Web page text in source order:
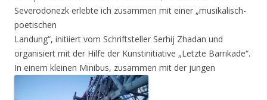
Severodonezk erlebte ich zusammen mit einer „musikalisch-
poetischen
Landung“, initiiert vom Schriftsteller Serhij Zhadan und
organisiert mit der Hilfe der Kunstinitiative „Letzte Barrikade“.
In einem kleinen Minibus, zusammen mit der jungen